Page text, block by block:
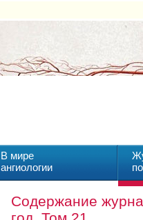
В мире
ангиологии
Содержание